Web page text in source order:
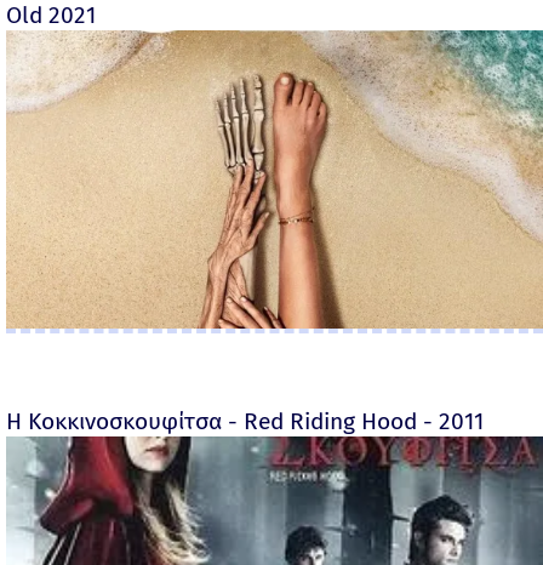
Old 2021
Η Κοκκινοσκουφίτσα - Red Riding Hood - 2011